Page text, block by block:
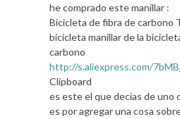
he comprado este manillar :
Bicicleta de fibra de carbono
bicicleta manillar de la
carbono
http://s.aliexpress.com/
Clipboard
es este el que decías de uno
es por agregar una cosa